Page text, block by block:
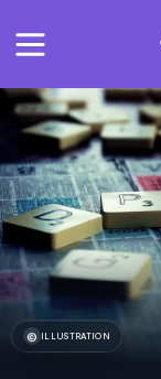
ILLUSTRATION